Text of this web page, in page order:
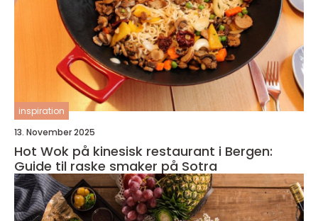
inspiration
13. November 2025
Hot Wok på kinesisk restaurant i Bergen:
Guide til raske smaker på Sotra